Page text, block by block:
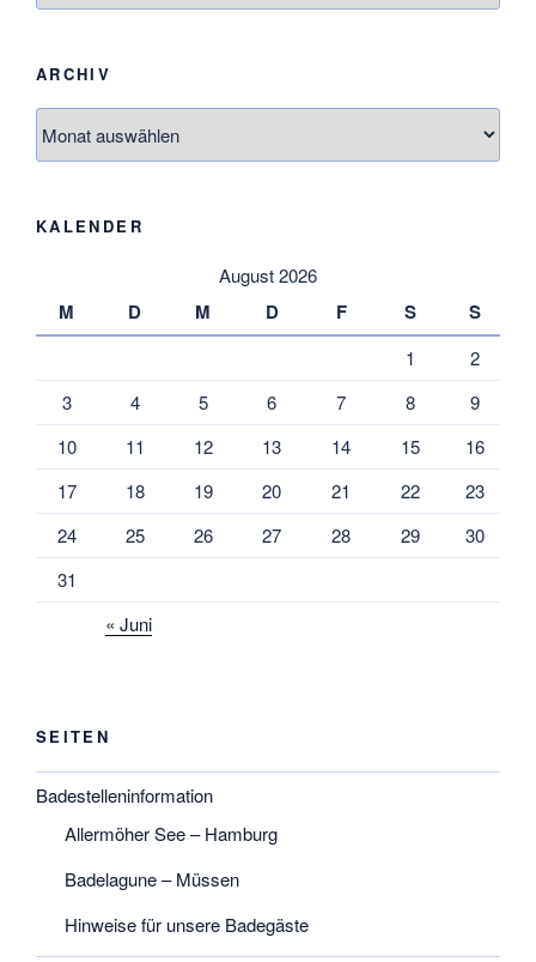
ARCHIV
KALENDER
August 2026
M D M D F S S
1
2
3
4 5 6 7 8
9
10
11 12 13 14 15
16
17
18 19 20 21 22
23
24
25 26 27 28 29
30
31
« Juni
SEITEN
Badestelleninformation
Allermöher See – Hamburg
Badelagune – Müssen
Hinweise für unsere Badegäste